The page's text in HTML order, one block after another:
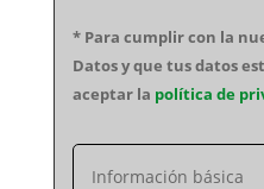
* Para cumplir con la
Datos y que tus datos
aceptar la política de
Información básica